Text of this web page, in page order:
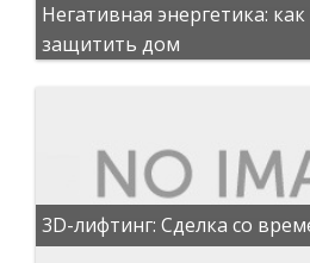
Негативная энергетика:
защитить дом
3D-лифтинг: Сделка со